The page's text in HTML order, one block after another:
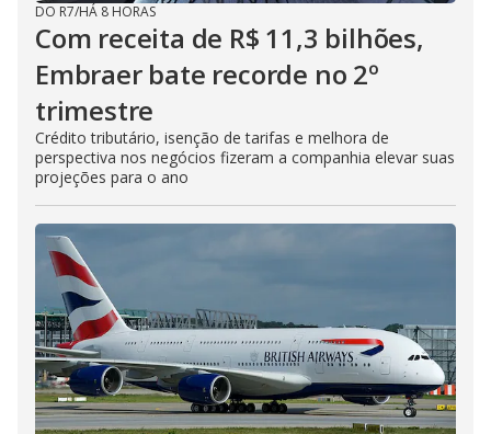
DO R7/HÁ 8 HORAS
Com receita de R$ 11,3 bilhões,
Embraer bate recorde no 2º
trimestre
Crédito tributário, isenção de tarifas e melhora de
perspectiva nos negócios fizeram a companhia elevar suas
projeções para o ano